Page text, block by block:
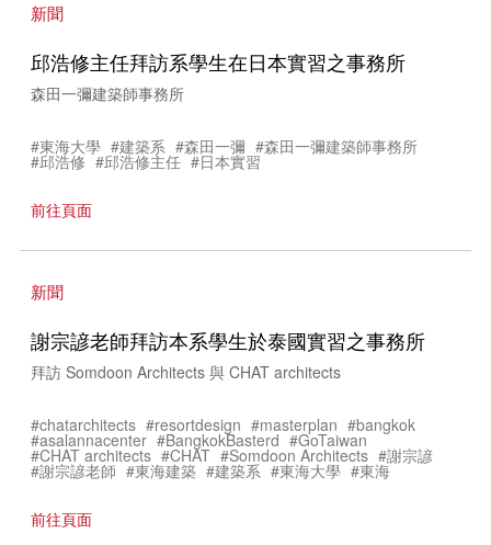
新聞
邱浩修主任拜訪系學生在日本實習之事務所
森田一彌建築師事務所
#東海大學 #建築系 #森田一彌 #森田一彌建築師事務所
#邱浩修 #邱浩修主任 #日本實習
前往頁面
新聞
謝宗諺老師拜訪本系學生於泰國實習之事務所
拜訪 Somdoon Architects 與 CHAT architects
#chatarchitects #resortdesign #masterplan #bangkok
#asalannacenter #BangkokBasterd #GoTaiwan
#CHAT architects #CHAT #Somdoon Architects #謝宗諺
#謝宗諺老師 #東海建築 #建築系 #東海大學 #東海
前往頁面